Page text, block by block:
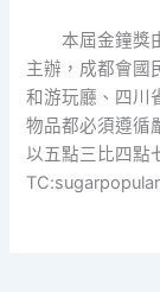
本屆金鐘獎
主辦，成都會國
和游玩廳、四川
物品都必須遵循
以五點三比四點